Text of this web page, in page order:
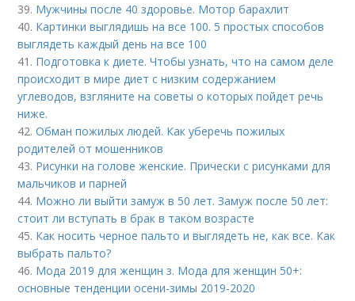
39. Мужчины после 40 здоровье. Мотор барахлит
40. Картинки выглядишь на все 100. 5 простых способов
выглядеть каждый день на все 100
41. Подготовка к диете. Чтобы узнать, что на самом деле
происходит в мире диет с низким содержанием
углеводов, взгляните на советы о которых пойдет речь
ниже.
42.Обман пожилых людей. Как уберечь пожилых
родителей от мошенников
43. Рисунки на голове женские. Прически с рисунками для
мальчиков и парней
44. Можно ли выйти замуж в 50 лет. Замуж после 50 лет:
стоит ли вступать в брак в таком возрасте
45. Как носить черное пальто и выглядеть не, как все. Как
выбрать пальто?
46. Мода 2019 для женщин з. Мода для женщин 50+:
основные тенденции осени-зимы 2019-2020